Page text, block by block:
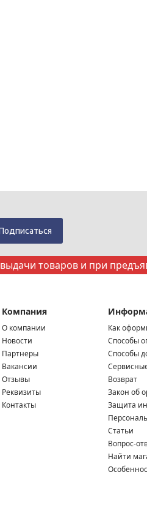
товаров и при
Компания
О компании
Новости
Партнеры
Вакансии
Отзывы
Реквизиты
Контакты
Как
Способы
Способы
Возврат
Закон об
Защита
Статьи
Вопрос-
Найти